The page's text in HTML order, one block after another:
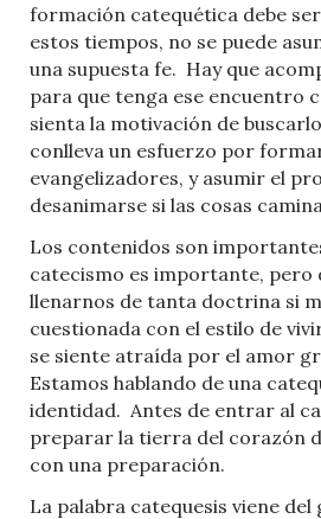
formación catequética debe
estos tiempos, no se puede
una supuesta fe. Hay que
para que tenga ese encuentro
sienta la motivación de
conlleva un esfuerzo por
evangelizadores, y asumir el
desanimarse si las cosas
Los contenidos son
catecismo es importante, pero
llenarnos de tanta doctrina si
cuestionada con el estilo de
se siente atraída por el amor
Estamos hablando de una
identidad. Antes de entrar al
preparar la tierra del corazón
con una preparación.
La palabra catequesis viene del